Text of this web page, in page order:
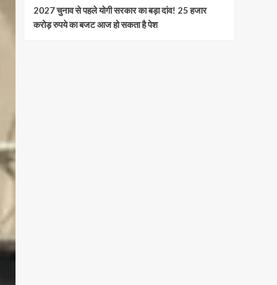
2027 चुनाव से पहले योगी सरकार का बड़ा दांव! 25 हजार
करोड़ रुपये का बजट आज हो सकता है पेश